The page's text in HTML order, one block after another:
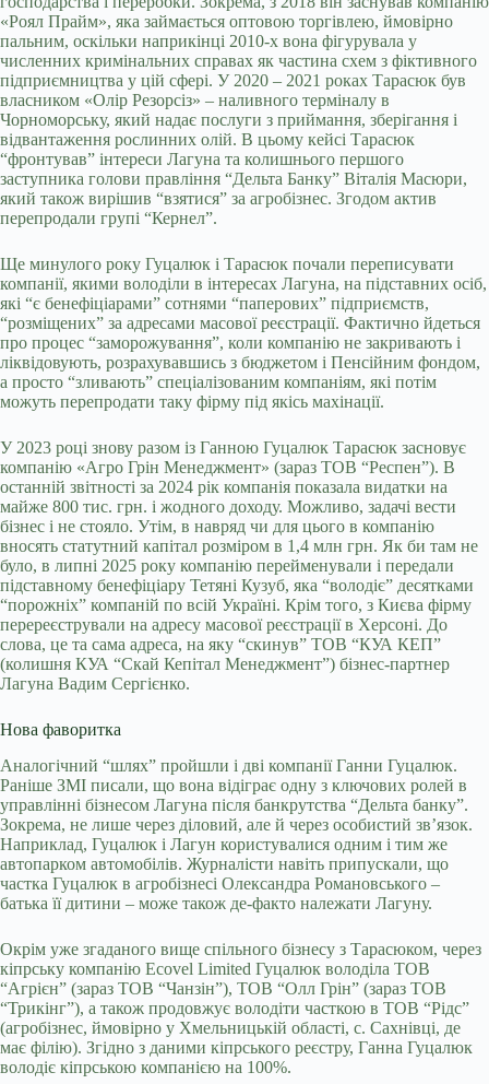
«Роял Прайм», яка займається оптовою торгівлею, ймовірно
пальним, оскільки наприкінці 2010-х вона фігурувала у
численних кримінальних справах як частина схем з фіктивного
підприємництва у цій сфері. У 2020 – 2021 роках Тарасюк був
власником «Олір Резорсіз» – наливного терміналу в
Чорноморську, який надає послуги з приймання, зберігання і
відвантаження рослинних олій. В цьому кейсі Тарасюк
“фронтував” інтереси Лагуна та колишнього першого
заступника голови правління “Дельта Банку” Віталія Масюри,
який також вирішив “взятися” за агробізнес. Згодом актив
перепродали групі “Кернел”.
Ще минулого року Гуцалюк і Тарасюк почали переписувати
компанії, якими володіли в інтересах Лагуна, на підставних осіб,
які “є бенефіціарами” сотнями “паперових” підприємств,
“розміщених” за адресами масової реєстрації. Фактично йдеться
про процес “заморожування”, коли компанію не закривають і
ліквідовують, розрахувавшись з бюджетом і Пенсійним фондом,
а просто “зливають” спеціалізованим компаніям, які потім
можуть перепродати таку фірму під якісь махінації.
У 2023 році знову разом із Ганною Гуцалюк Тарасюк засновує
компанію «Агро Грін Менеджмент» (зараз ТОВ “Респен”). В
останній звітності за 2024 рік компанія показала видатки на
майже 800 тис. грн. і жодного доходу. Можливо, задачі вести
бізнес і не стояло. Утім, в навряд чи для цього в компанію
вносять статутний капітал розміром в 1,4 млн грн. Як би там не
було, в липні 2025 року компанію перейменували і передали
підставному бенефіціару Тетяні Кузуб, яка “володіє” десятками
“порожніх” компаній по всій Україні. Крім того, з Києва фірму
перереєстрували на адресу масової реєстрації в Херсоні. До
слова, це та сама адреса, на яку “скинув” ТОВ “КУА КЕП”
(колишня КУА “Скай Кепітал Менеджмент”) бізнес-партнер
Лагуна Вадим Сергієнко.
Нова фаворитка
Аналогічний “шлях” пройшли і дві компанії Ганни Гуцалюк.
Раніше ЗМІ писали, що вона відіграє одну з ключових ролей в
управлінні бізнесом Лагуна після банкрутства “Дельта банку”.
Зокрема, не лише через діловий, але й через особистий звʼязок.
Наприклад, Гуцалюк і Лагун користувалися одним і тим же
автопарком автомобілів. Журналісти навіть припускали, що
частка Гуцалюк в агробізнесі Олександра Романовського –
батька її дитини – може також де-факто належати Лагуну.
Окрім уже згаданого вище спільного бізнесу з Тарасюком, через
кіпрську компанію Ecovel Limited Гуцалюк володіла ТОВ
“Агрієн” (зараз ТОВ “Чанзін”), ТОВ “Олл Грін” (зараз ТОВ
“Трикінг”), а також продовжує володіти часткою в ТОВ “Рідс”
(агробізнес, ймовірно у Хмельницькій області, с. Сахнівці, де
має філію). Згідно з даними кіпрського реєстру, Ганна Гуцалюк
володіє кіпрською компанією на 100%.